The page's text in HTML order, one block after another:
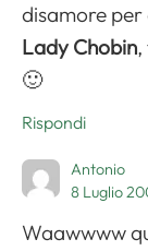
disamore
Lady Chobin
🙂
Rispondi
Antonio
8 Luglio
Waawwww